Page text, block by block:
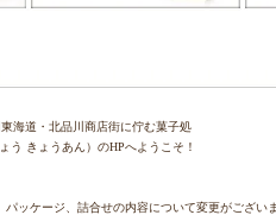
海道・北品川商店街に佇む菓子処
う きょうあん）のHPへようこそ！
パッケージ、詰合せの内容について変更がござい